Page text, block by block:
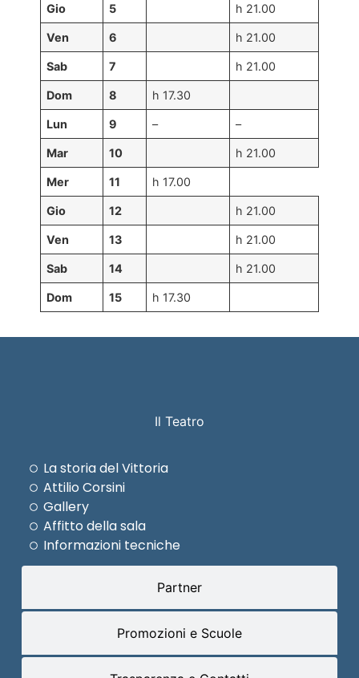
Gio 5 h 21.00
Ven 6 h 21.00
Sab 7 h 21.00
Dom 8 h 17.30
Lun 9 – –
Mar 10 h 21.00
Mer 11 h 17.00
Gio 12 h 21.00
Ven 13 h 21.00
Sab 14 h 21.00
Dom 15 h 17.30
Il Teatro
Partner
Promozioni e Scuole
La storia del Vittoria
Attilio Corsini
Gallery
Affitto della sala
Informazioni tecniche